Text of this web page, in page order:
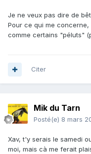
Je ne veux pas dire de
Pour ce qui me
comme certains "péluts"
Citer
Mik du Tarn
Posté(e) 8 mars
Xav, t'y serais le samedi
moi, mais cà me ferait